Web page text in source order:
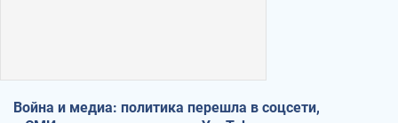
Война и медиа: политика перешла в соцсети,